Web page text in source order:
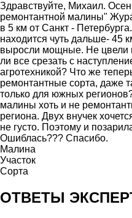
Здравствуйте, Михаил.
ремонтантной малины"
в 5 км от Санкт -
находится чуть дальше- 45
выросли мощные. Не цвели
ли все срезать с
агротехникой? Что же
ремонтантные сорта, даже
только для южных
малины хоть и не
региона. Двух внучек
не густо. Поэтому и
Ошиблась??? Спасибо.
Малина
Участок
Сорта
ОТВЕТЫ